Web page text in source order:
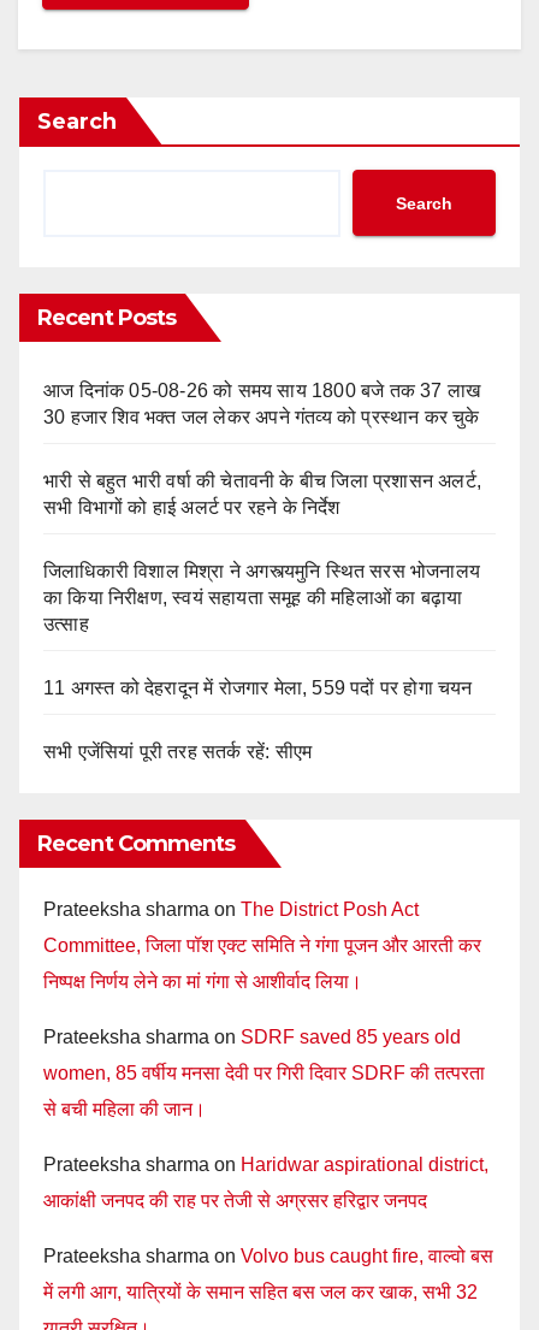
Search
Search
Recent Posts
आज दिनांक 05-08-26 को समय साय 1800 बजे तक 37 लाख
30 हजार शिव भक्त जल लेकर अपने गंतव्य को प्रस्थान कर चुके
भारी से बहुत भारी वर्षा की चेतावनी के बीच जिला प्रशासन अलर्ट,
सभी विभागों को हाई अलर्ट पर रहने के निर्देश
जिलाधिकारी विशाल मिश्रा ने अगस्त्यमुनि स्थित सरस भोजनालय
का किया निरीक्षण, स्वयं सहायता समूह की महिलाओं का बढ़ाया
उत्साह
11 अगस्त को देहरादून में रोजगार मेला, 559 पदों पर होगा चयन
सभी एजेंसियां पूरी तरह सतर्क रहें: सीएम
Recent Comments
Prateeksha sharma on The District Posh Act
Committee, जिला पॉश एक्ट समिति ने गंगा पूजन और आरती कर
निष्पक्ष निर्णय लेने का मां गंगा से आशीर्वाद लिया।
Prateeksha sharma on SDRF saved 85 years old
women, 85 वर्षीय मनसा देवी पर गिरी दिवार SDRF की तत्परता
से बची महिला की जान।
Prateeksha sharma on Haridwar aspirational district,
आकांक्षी जनपद की राह पर तेजी से अग्रसर हरिद्वार जनपद
Prateeksha sharma on Volvo bus caught fire, वाल्वो बस
में लगी आग, यात्रियों के समान सहित बस जल कर खाक, सभी 32